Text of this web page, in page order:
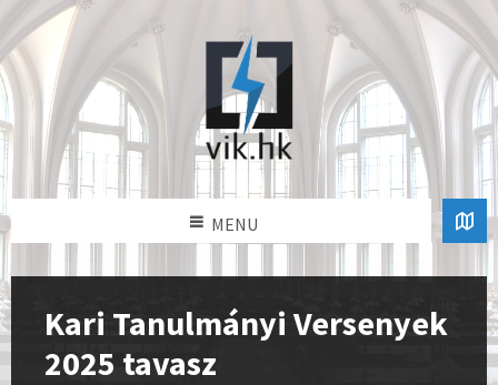
MENU
Kari Tanulmányi Versenyek
2025 tavasz